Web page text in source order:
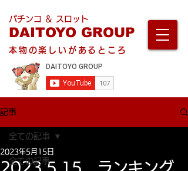
パチンコ ＆ スロット
DAITOYO GROUP
本物の楽しいがあるところ
記事
全ての記事
全ての記事
2023.5.15 ランキング
2023年5月15日